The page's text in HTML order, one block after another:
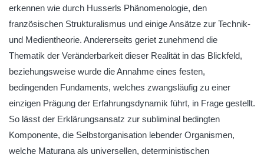
erkennen wie durch Husserls Phänomenologie, den
französischen Strukturalismus und einige Ansätze zur Technik-
und Medientheorie. Andererseits geriet zunehmend die
Thematik der Veränderbarkeit dieser Realität in das Blickfeld,
beziehungsweise wurde die Annahme eines festen,
bedingenden Fundaments, welches zwangsläufig zu einer
einzigen Prägung der Erfahrungsdynamik führt, in Frage gestellt.
So lässt der Erklärungsansatz zur subliminal bedingten
Komponente, die Selbstorganisation lebender Organismen,
welche Maturana als universellen, deterministischen